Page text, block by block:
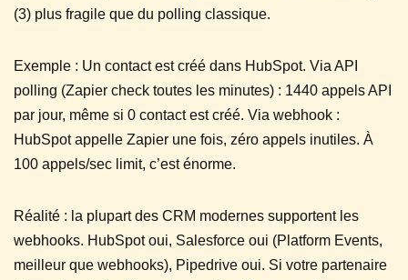
(3) plus fragile que du polling classique.
Exemple : Un contact est créé dans HubSpot. Via API
polling (Zapier check toutes les minutes) : 1440 appels API
par jour, même si 0 contact est créé. Via webhook :
HubSpot appelle Zapier une fois, zéro appels inutiles. À
100 appels/sec limit, c’est énorme.
Réalité : la plupart des CRM modernes supportent les
webhooks. HubSpot oui, Salesforce oui (Platform Events,
meilleur que webhooks), Pipedrive oui. Si votre partenaire